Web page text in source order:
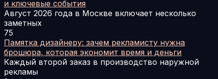
и ключевые события
Август 2026 года в Москве включает несколько
заметных
75
Памятка дизайнеру: зачем рекламисту нужна
брошюра, которая экономит время и деньги
Каждый второй заказ в производство наружной
рекламы